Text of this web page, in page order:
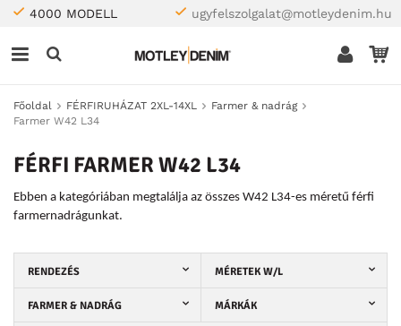
4000 MODELL ugyfelszolgalat@motleydenim.hu
Főoldal FÉRFIRUHÁZAT 2XL-14XL
Farmer & nadrág
Farmer W42 L34
FÉRFI FARMER W42 L34
Ebben a kategóriában megtalálja az összes W42 L34-es méretű férfi
farmernadrágunkat.
RENDEZÉS MÉRETEK W/L
FARMER & NADRÁG MÁRKÁK